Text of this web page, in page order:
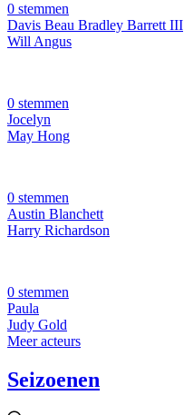
0 stemmen
Davis Beau Bradley Barrett III
Will Angus
0 stemmen
Jocelyn
May Hong
0 stemmen
Austin Blanchett
Harry Richardson
0 stemmen
Paula
Judy Gold
Meer acteurs
Seizoenen